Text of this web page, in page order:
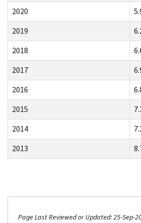
2020
2019
2018
2017
2016
2015
2014
2013
Page Last Reviewed or Updated: 25-Sep-